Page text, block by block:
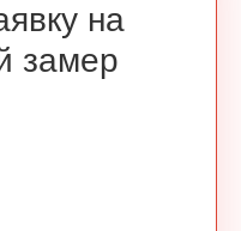
на
замер